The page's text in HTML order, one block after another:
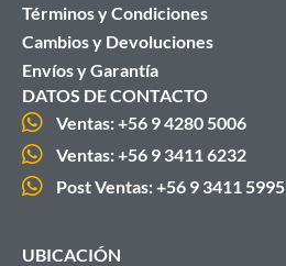
Términos y Condiciones
Cambios y Devoluciones
Envíos y Garantía
DATOS DE CONTACTO
Ventas: +56 9 4280 5006
Ventas: +56 9 3411 6232
Post Ventas: +56 9 3411 5995
UBICACIÓN